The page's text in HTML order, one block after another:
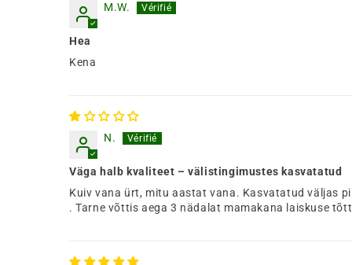
M.W.
Hea
Kena
N.
Väga halb kvaliteet – välistingimustes kasvatatud
Kuiv vana ürt, mitu aastat vana. Kasvatatud väljas
. Tarne võttis aega 3 nädalat mamakana laiskuse